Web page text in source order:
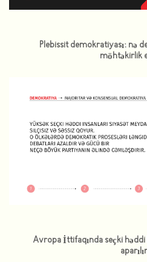
Plebissit demokratiyası: nə
möhtəkirlik
Avropa İttifaqında seçki həddi